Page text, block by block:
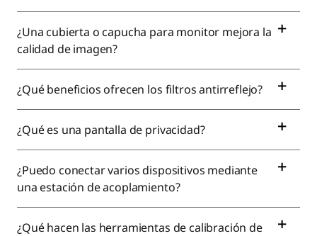
¿Una cubierta o capucha para monitor mejora la
calidad de imagen?
¿Qué beneficios ofrecen los filtros antirreflejo?
¿Qué es una pantalla de privacidad?
¿Puedo conectar varios dispositivos mediante
una estación de acoplamiento?
¿Qué hacen las herramientas de calibración de